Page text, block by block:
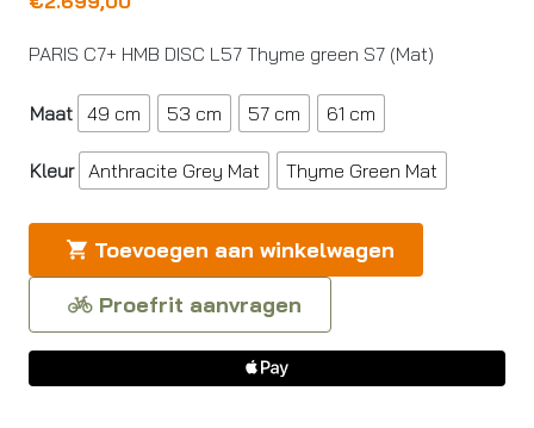
PARIS C7+ HMB DISC L57 Thyme green S7 (Mat)
Maat 49 cm 53 cm 57 cm 61 cm
Kleur Anthracite Grey Mat Thyme Green Mat
Toevoegen aan winkelwagen
Proefrit aanvragen